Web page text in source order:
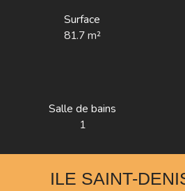
Surface
81.7m²
Salle de bains
1
ILE SAINT-